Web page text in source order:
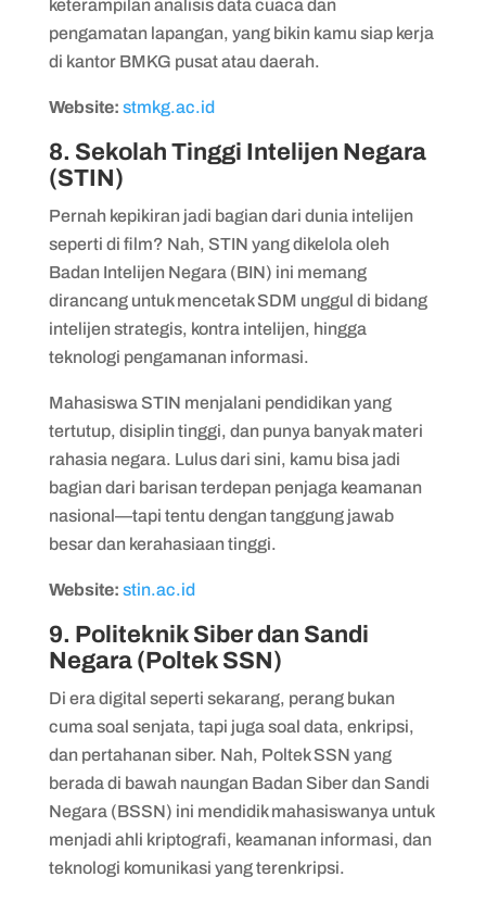
keterampilan analisis data cuaca dan
pengamatan lapangan, yang bikin kamu siap kerja
di kantor BMKG pusat atau daerah.
Website: stmkg.ac.id
8. Sekolah Tinggi Intelijen Negara
(STIN)
Pernah kepikiran jadi bagian dari dunia intelijen
seperti di film? Nah, STIN yang dikelola oleh
Badan Intelijen Negara (BIN) ini memang
dirancang untuk mencetak SDM unggul di bidang
intelijen strategis, kontra intelijen, hingga
teknologi pengamanan informasi.
Mahasiswa STIN menjalani pendidikan yang
tertutup, disiplin tinggi, dan punya banyak materi
rahasia negara. Lulus dari sini, kamu bisa jadi
bagian dari barisan terdepan penjaga keamanan
nasional—tapi tentu dengan tanggung jawab
besar dan kerahasiaan tinggi.
Website: stin.ac.id
9. Politeknik Siber dan Sandi
Negara (Poltek SSN)
Di era digital seperti sekarang, perang bukan
cuma soal senjata, tapi juga soal data, enkripsi,
dan pertahanan siber. Nah, Poltek SSN yang
berada di bawah naungan Badan Siber dan Sandi
Negara (BSSN) ini mendidik mahasiswanya untuk
menjadi ahli kriptografi, keamanan informasi, dan
teknologi komunikasi yang terenkripsi.